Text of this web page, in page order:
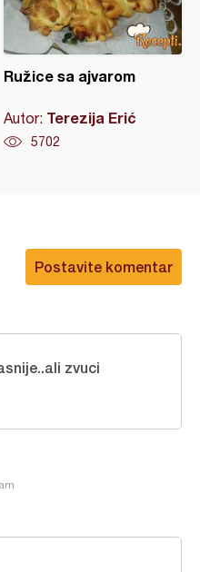
Ružice sa ajvarom
Autor: Terezija Erić
5702
Postavite komentar
zvuci